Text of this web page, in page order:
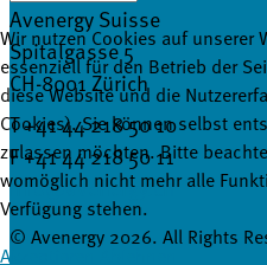
Avenergy Suisse
Spitalgasse 5
CH-8001 Zürich
T +41 44 218 50 10
F +41 44 218 50 11
info@avenergy.ch
© Avenergy 2026. All Rights
Wir nutzen Cookies auf unserer
essenziell für den Betrieb der
diese Website und die
Cookies). Sie können selbst
zulassen möchten. Bitte
womöglich nicht mehr alle
Verfügung stehen.
AkzeptierenAblehnen